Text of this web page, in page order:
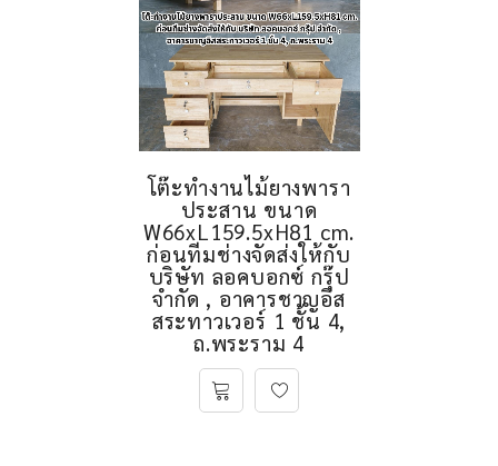
โต๊ะทำงานไม้ยางพารา
ประสาน ขนาด
W66xL159.5xH81 cm.
ก่อนทีมช่างจัดส่งให้กับ
บริษัท ลอคบอกซ์ กรุ๊ป
จำกัด , อาคารชาญอิส
สระทาวเวอร์ 1 ชั้น 4,
ถ.พระราม 4